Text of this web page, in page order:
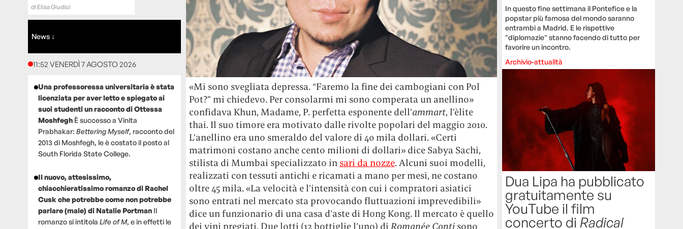
di Elisa Giudici
News ↓
11:52 VENERDÌ 7 AGOSTO 2026
Una professoressa universitaria è stata
licenziata per aver letto e spiegato ai
suoi studenti un racconto di Ottessa
Moshfegh È successo a Vinita
Prabhakar: Bettering Myself, racconto del
2013 di Moshfegh, le è costato il posto al
South Florida State College.
Il nuovo, attesissimo,
chiacchieratissimo romanzo di Rachel
Cusk che potrebbe come non potrebbe
parlare (male) di Natalie Portman Il
romanzo si intitola Life of M, e in effetti le
«Mi sono svegliata depressa. “Faremo la fine dei cambogiani con Pol
Pot?” mi chiedevo. Per consolarmi mi sono comperata un anellino»
confidava Khun, Madame, P. perfetta esponente dell’ammart, l’èlite
thai. Il suo timore era motivato dalle rivolte popolari del maggio 2010.
L’anellino era uno smeraldo del valore di 40 mila dollari. «Certi
matrimoni costano anche cento milioni di dollari» dice Sabya Sachi,
stilista di Mumbai specializzato in sari da nozze. Alcuni suoi modelli,
realizzati con tessuti antichi e ricamati a mano per mesi, ne costano
oltre 45 mila. «La velocità e l’intensità con cui i compratori asiatici
sono entrati nel mercato sta provocando fluttuazioni imprevedibili»
dice un funzionario di una casa d’aste di Hong Kong. Il mercato è quello
dei vini pregiati. Due lotti (12 bottiglie l’uno) di Romanée Contisono
In questo fine settimana il Pontefice e la
popstar più famosa del mondo saranno
entrambi a Madrid. E le rispettive
"diplomazie" stanno facendo di tutto per
favorire un incontro.
Archivio-attualità
Dua Lipa ha pubblicato
gratuitamente su
YouTube il film
concerto di Radical